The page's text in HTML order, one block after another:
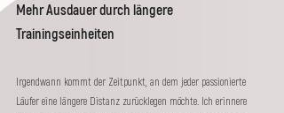
Mehr Ausdauer durch längere
Trainingseinheiten
Irgendwann kommt der Zeitpunkt, an dem jeder passionierte
Läufer eine längere Distanz zurücklegen möchte. Ich erinnere